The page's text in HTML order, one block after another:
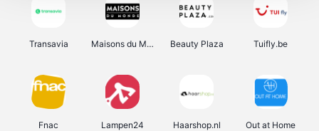
Transavia Maisons du Monde Beauty Plaza Tuifly.be
Fnac Lampen24 Haarshop.nl Out at Home